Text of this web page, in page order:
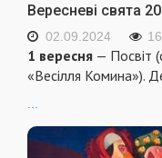
Вересневі свята
02.09.2024
1 вересня — Посвіт
«Весілля Комина»).